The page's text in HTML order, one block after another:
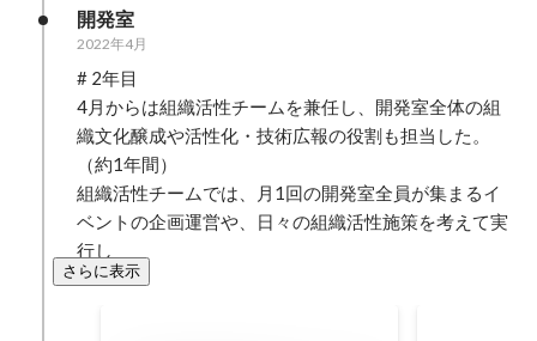
開発室
2022年4月
# 2年目
4月からは組織活性チームを兼任し、開発室全体の組
織文化醸成や活性化・技術広報の役割も担当した。
（約1年間）
組織活性チームでは、月1回の開発室全員が集まるイ
ベントの企画運営や、日々の組織活性施策を考えて実
行し
さらに表示